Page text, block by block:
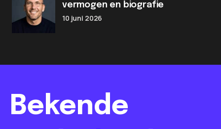
vermogen en biografie
10 juni 2026
Bekende